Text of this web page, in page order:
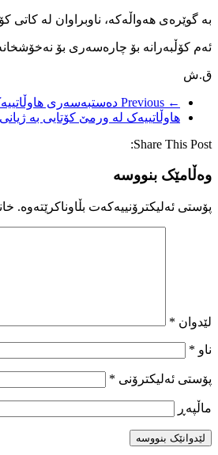
بە گوێرەی هەواڵەکە، ناوبراوان لە
ئەم کۆڵبەرانە بۆ چارەسەری بۆ
ق.ش
← Previous
دەستبەسەری
هاوڵاتییەک لە ورمێ کۆتایی بە
Share This Post:
وەڵامێک بنووسە
پۆستی ئەلیکترۆنییەکەت بڵاوناکرێتەوە.
لێدوان *
ناو *
پۆستی ئەلیکترۆنی *
ماڵپه‌ڕ